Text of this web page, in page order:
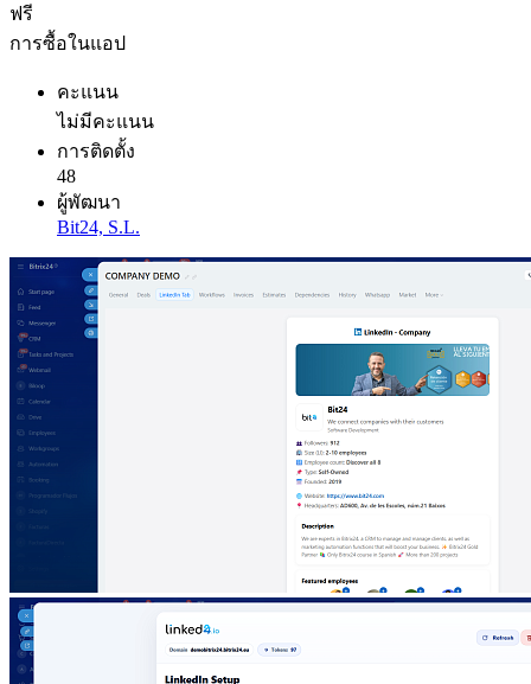
ฟรี
การซื้อในแอป
คะแนน
ไม่มีคะแนน
การติดตั้ง
48
ผู้พัฒนา
Bit24, S.L.